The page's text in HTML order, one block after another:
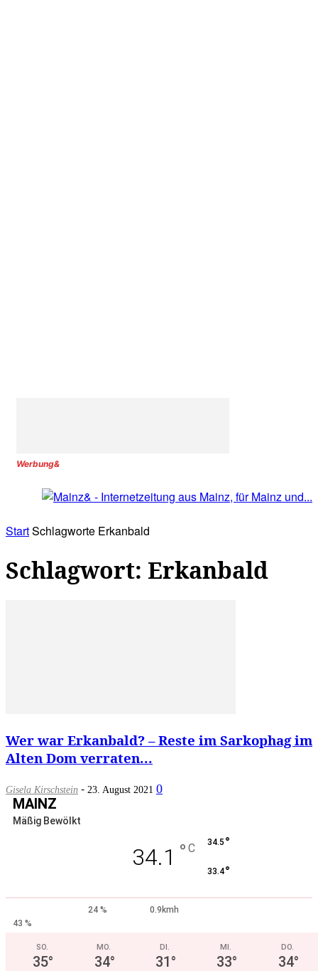
Werbung&
StartSchlagworte Erkanbald
Schlagwort: Erkanbald
Wer war Erkanbald? – Reste im Sarkophag im
Alten Dom verraten...
Gisela Kirschstein - 23. August 2021 0
MAINZ
Mäßig Bewölkt
34.1 ° C 34.5 °
33.4°
24 %
0.9kmh
43 %
SO.
35°
MO.
34°
DI.
31°
MI.
33°
DO.
34°